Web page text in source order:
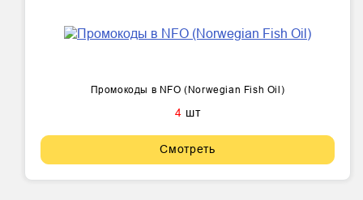
Промокоды в NFO (Norwegian Fish Oil)
4 шт
Смотреть